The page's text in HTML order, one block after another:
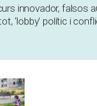
innovador, falsos
‘lobby’ polític i